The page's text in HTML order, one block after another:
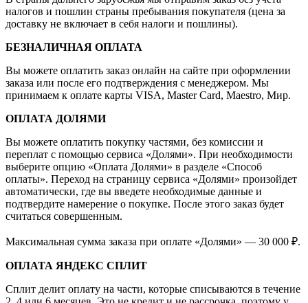
налогов и пошлин страны пребывания покупателя (цена за
доставку не включает в себя налоги и пошлины).
БЕЗНАЛИЧНАЯ ОПЛАТА
Вы можете оплатить заказ онлайн на сайте при оформлении
заказа или после его подтверждения с менеджером. Мы
принимаем к оплате карты VISA, Master Card, Maestro, Мир.
ОПЛАТА ДОЛЯМИ
Вы можете оплатить покупку частями, без комиссии и
переплат с помощью сервиса «Долями». При необходимости
выберите опцию «Оплата Долями» в разделе «Способ
оплаты». Переход на страницу сервиса «Долями» произойдет
автоматически, где вы введете необходимые данные и
подтвердите намерение о покупке. После этого заказ будет
считаться совершенным.
Максимальная сумма заказа при оплате «Долями» — 30 000 ₽.
ОПЛАТА ЯНДЕКС СПЛИТ
Сплит делит оплату на части, которые списываются в течение